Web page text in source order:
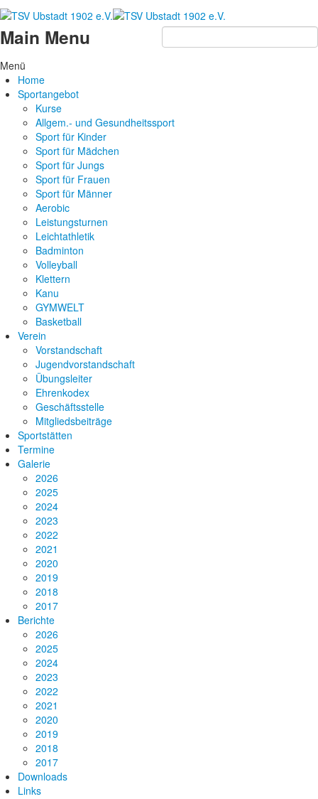
Main Menu
Menü
Home
Sportangebot
Kurse
Allgem.- und Gesundheitssport
Sport für Kinder
Sport für Mädchen
Sport für Jungs
Sport für Frauen
Sport für Männer
Aerobic
Leistungsturnen
Leichtathletik
Badminton
Volleyball
Klettern
Kanu
GYMWELT
Basketball
Verein
Vorstandschaft
Jugendvorstandschaft
Übungsleiter
Ehrenkodex
Geschäftsstelle
Mitgliedsbeiträge
Sportstätten
Termine
Galerie
2026
2025
2024
2023
2022
2021
2020
2019
2018
2017
Berichte
2026
2025
2024
2023
2022
2021
2020
2019
2018
2017
Downloads
Links